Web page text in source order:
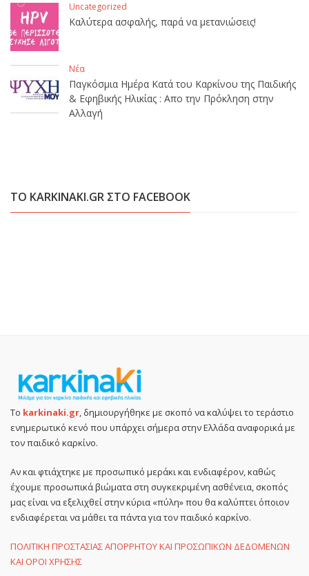
Uncategorized
Καλύτερα ασφαλής, παρά να μετανιώσεις!
Νέα
Παγκόσμια Ημέρα Κατά του Καρκίνου της Παιδικής
& Εφηβικής Ηλικίας : Απο την Πρόκληση στην
Αλλαγή
ΤΟ KARKINAKI.GR ΣΤΟ FACEBOOK
Το karkinaki.gr, δημιουργήθηκε με σκοπό να καλύψει το τεράστιο
ενημερωτικό κενό που υπάρχει σήμερα στην Ελλάδα αναφορικά με
τον παιδικό καρκίνο.
Αν και φτιάχτηκε με προσωπικό μεράκι και ενδιαφέρον, καθώς
έχουμε προσωπικά βιώματα στη συγκεκριμένη ασθένεια, σκοπός
μας είναι να εξελιχθεί στην κύρια «πύλη» που θα καλύπτει όποιον
ενδιαφέρεται να μάθει τα πάντα για τον παιδικό καρκίνο.
ΠΟΛΙΤΙΚΗ ΠΡΟΣΤΑΣΙΑΣ ΑΠΟΡΡΗΤΟΥ ΚΑΙ ΠΡΟΣΩΠΙΚΩΝ ΔΕΔΟΜΕΝΩΝ
ΚΑΙ ΟΡΟΙ ΧΡΗΣΗΣ